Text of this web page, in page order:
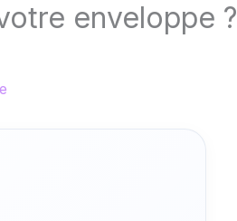
enveloppe ?